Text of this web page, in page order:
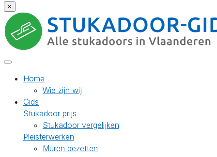
×
Home
Wie zijn wij
Gids
Stukadoor prijs
Stukadoor vergelijken
Pleisterwerken
Muren bezetten